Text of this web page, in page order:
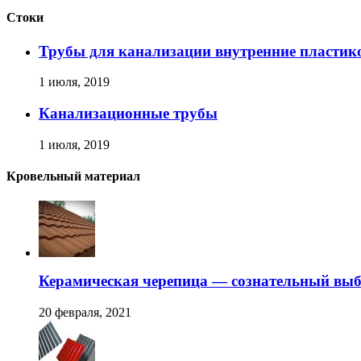
Стоки
Трубы для канализации внутренние
1 июля, 2019
Канализационные трубы
1 июля, 2019
Кровельный материал
Керамическая черепица — сознательный
20 февраля, 2021